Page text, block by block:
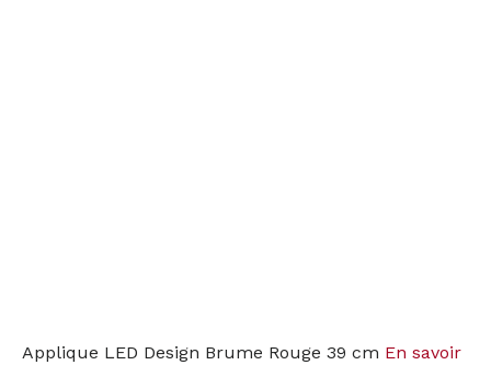
Applique LED Design Brume Rouge 39 cm En savoir